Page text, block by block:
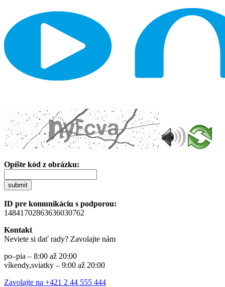
Opíšte kód z obrázku:
submit
ID pre komunikáciu s podporou:
14841702863636030762
Kontakt
Neviete si dať rady? Zavolajte nám
po–pia – 8:00 až 20:00
víkendy,sviatky – 9:00 až 20:00
Zavolajte na +421 2 44 555 444